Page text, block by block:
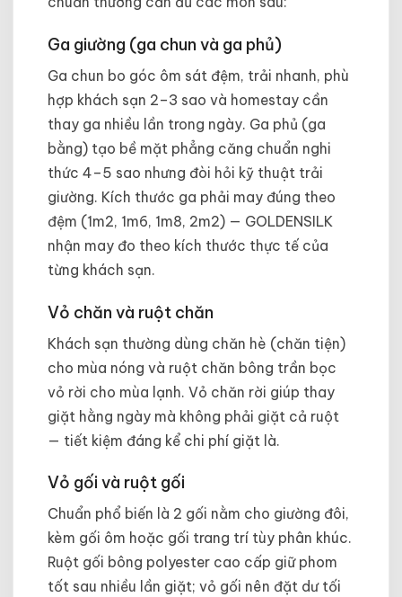
Ga giường (ga chun và ga phủ)
Ga chun bo góc ôm sát đệm, trải nhanh, phù
hợp khách sạn 2–3 sao và homestay cần
thay ga nhiều lần trong ngày. Ga phủ (ga
bằng) tạo bề mặt phẳng căng chuẩn nghi
thức 4–5 sao nhưng đòi hỏi kỹ thuật trải
giường. Kích thước ga phải may đúng theo
đệm (1m2, 1m6, 1m8, 2m2) — GOLDENSILK
nhận may đo theo kích thước thực tế của
từng khách sạn.
Vỏ chăn và ruột chăn
Khách sạn thường dùng chăn hè (chăn tiện)
cho mùa nóng và ruột chăn bông trần bọc
vỏ rời cho mùa lạnh. Vỏ chăn rời giúp thay
giặt hằng ngày mà không phải giặt cả ruột
— tiết kiệm đáng kể chi phí giặt là.
Vỏ gối và ruột gối
Chuẩn phổ biến là 2 gối nằm cho giường đôi,
kèm gối ôm hoặc gối trang trí tùy phân khúc.
Ruột gối bông polyester cao cấp giữ phom
tốt sau nhiều lần giặt; vỏ gối nên đặt dư tối